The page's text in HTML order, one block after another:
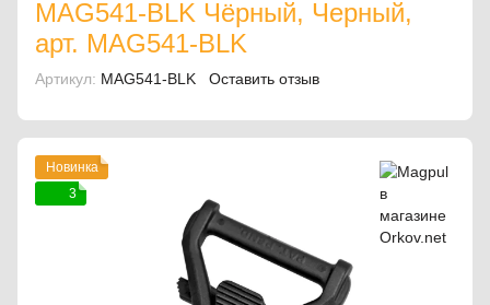
MAG541-BLK Чёрный, Черный,
арт. MAG541-BLK
Артикул: MAG541-BLK Оставить отзыв
Новинка
3